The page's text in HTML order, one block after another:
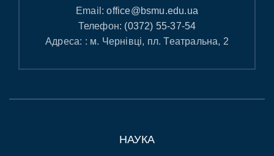
Email:office@bsmu.edu.ua
Телефон: (0372) 55-37-54
Адреса: : м. Чернівці, пл. Театральна, 2
НАУКА